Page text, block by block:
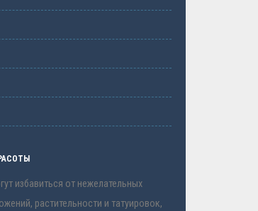
избавиться от нежелательных
растительности и татуировок,